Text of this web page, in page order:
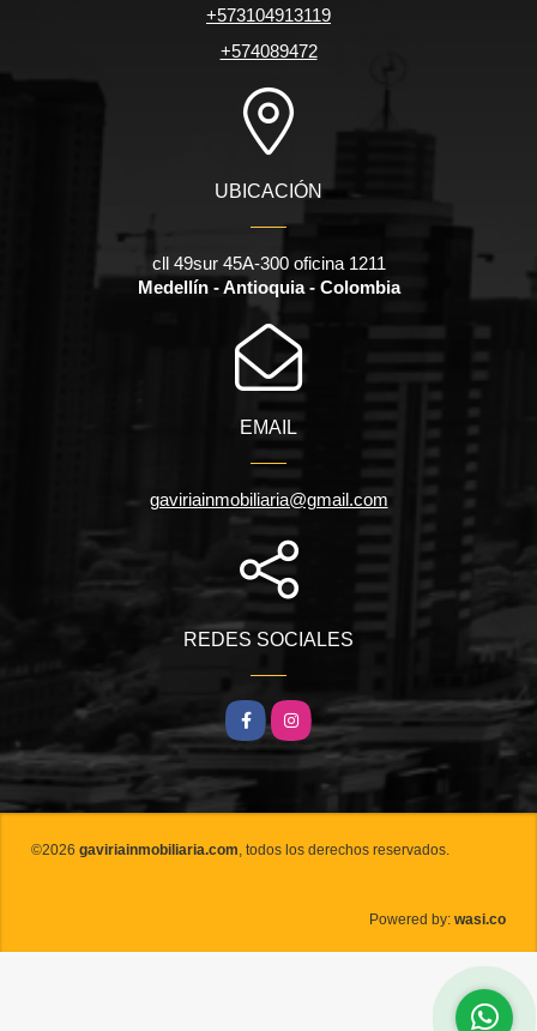
+573104913119
+574089472
UBICACIÓN
cll 49sur 45A-300 oficina 1211
Medellín - Antioquia - Colombia
EMAIL
gaviriainmobiliaria@gmail.com
REDES SOCIALES
FacebookInstagram
©2026 gaviriainmobiliaria.com, todos los derechos reservados.
Powered by: wasi.co